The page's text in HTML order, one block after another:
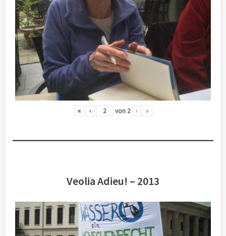
« ‹ von 2 › »
Veolia Adieu! – 2013